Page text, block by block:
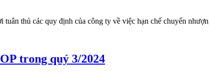
thủ các quy định của công ty về việc hạn chế chuyển
trong quý 3/2024